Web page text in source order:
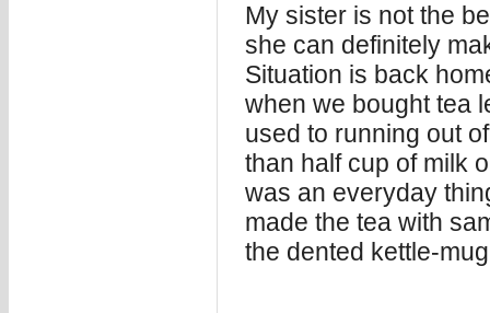
My sister is not the
she can definitely
Situation is back
when we bought tea
used to running out
than half cup of milk
was an everyday
made the tea with
the dented kettle-